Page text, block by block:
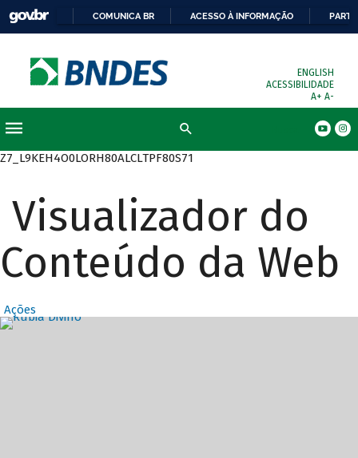
COMUNICA BR ACESSO À INFORMAÇÃO
ENGLISH
ACESSIBILIDADE
A+ A-
Z7_L9KEH4O0LORH80ALCLTPF80S71
Visualizador do
Conteúdo da Web
Ações
Destaques